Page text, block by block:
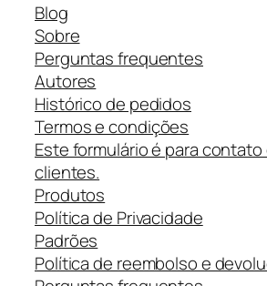
Blog
Sobre
Perguntas frequentes
Autores
Histórico de pedidos
Termos e condições
Este formulário é para
clientes.
Produtos
Política de Privacidade
Padrões
Política de reembolso e